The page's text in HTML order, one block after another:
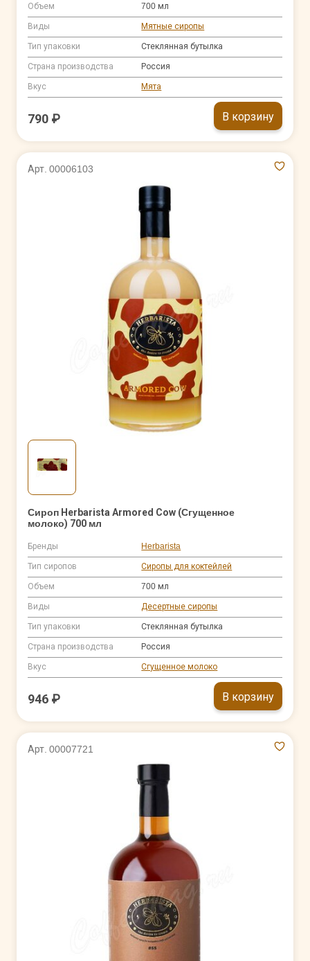
Объем 700 мл
Виды Мятные сиропы
Тип упаковки Стеклянная бутылка
Страна производства Россия
Вкус Мята
790 ₽ В корзину
Арт. 00006103
Сироп Herbarista Armored Cow (Сгущенное
молоко) 700 мл
Бренды Herbarista
Тип сиропов Сиропы для коктейлей
Объем 700 мл
Виды Десертные сиропы
Тип упаковки Стеклянная бутылка
Страна производства Россия
Вкус Сгущенное молоко
946 ₽ В корзину
Арт. 00007721